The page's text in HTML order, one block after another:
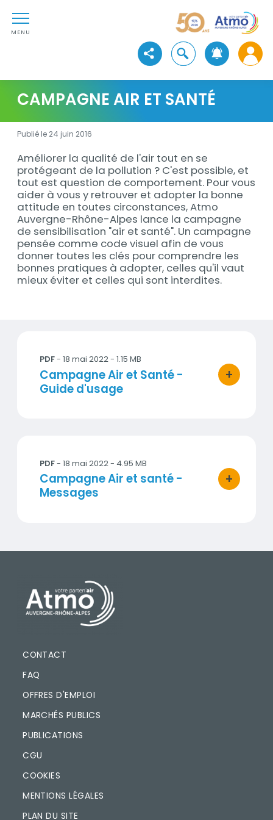
Aller au premier menu de navigation
Aller à la recherche
MENU
Atmo Auvergne-Rhône-
Voir les réseaux sociaux
Ouvrir la recherche
CAMPAGNE AIR ET SANTÉ
Publié le 24 juin 2016
Description
Améliorer la qualité de l'air tout en se
protégeant de la pollution ? C'est possible, et
tout est question de comportement. Pour vous
aider à vous y retrouver et adopter la bonne
attitude en toutes circonstances, Atmo
Auvergne-Rhône-Alpes lance la campagne
de sensibilisation "air et santé". Un campagne
pensée comme code visuel afin de vous
donner toutes les clés pour comprendre les
bonnes pratiques à adopter, celles qu'il vaut
mieux éviter et celles qui sont interdites.
PDF- 18 mai 2022 - 1.15 MB
Titre
Campagne Air et Santé -
Guide d'usage
+
bouton
PDF- 18 mai 2022 - 4.95 MB
Titre
Campagne Air et santé -
Messages
+
bouton
PIED DE PAGE
CONTACT
FAQ
OFFRES D'EMPLOI
MARCHÉS PUBLICS
PUBLICATIONS
CGU
COOKIES
MENTIONS LÉGALES
PLAN DU SITE